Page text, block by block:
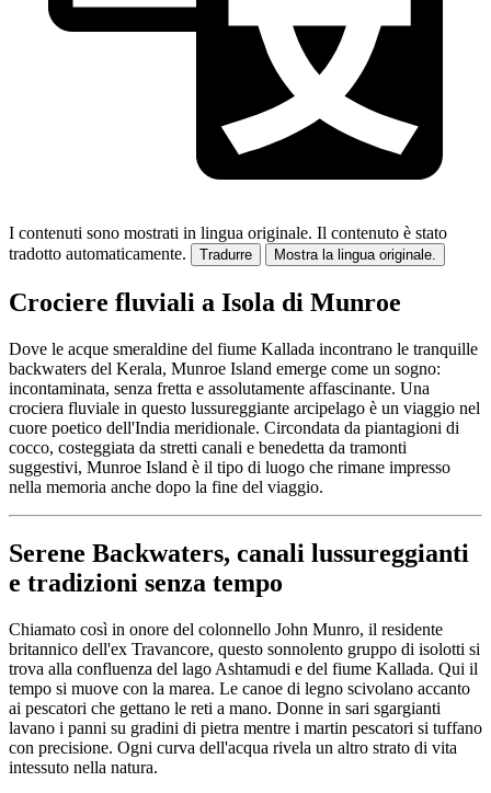
I contenuti sono mostrati in lingua originale. Il contenuto è stato
tradotto automaticamente.
Tradurre Mostra la lingua originale.
Crociere fluviali a Isola di Munroe
Dove le acque smeraldine del fiume Kallada incontrano le tranquille
backwaters del Kerala, Munroe Island emerge come un sogno:
incontaminata, senza fretta e assolutamente affascinante. Una
crociera fluviale in questo lussureggiante arcipelago è un viaggio nel
cuore poetico dell'India meridionale. Circondata da piantagioni di
cocco, costeggiata da stretti canali e benedetta da tramonti
suggestivi, Munroe Island è il tipo di luogo che rimane impresso
nella memoria anche dopo la fine del viaggio.
Serene Backwaters, canali lussureggianti
e tradizioni senza tempo
Chiamato così in onore del colonnello John Munro, il residente
britannico dell'ex Travancore, questo sonnolento gruppo di isolotti si
trova alla confluenza del lago Ashtamudi e del fiume Kallada. Qui il
tempo si muove con la marea. Le canoe di legno scivolano accanto
ai pescatori che gettano le reti a mano. Donne in sari sgargianti
lavano i panni su gradini di pietra mentre i martin pescatori si tuffano
con precisione. Ogni curva dell'acqua rivela un altro strato di vita
intessuto nella natura.